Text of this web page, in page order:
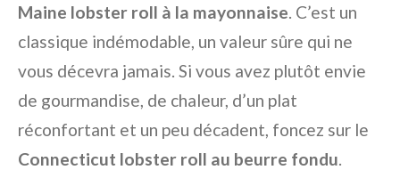
Maine lobster roll à la mayonnaise. C’est un
classique indémodable, un valeur sûre qui ne
vous décevra jamais. Si vous avez plutôt envie
de gourmandise, de chaleur, d’un plat
réconfortant et un peu décadent, foncez sur le
Connecticut lobster roll au beurre fondu.